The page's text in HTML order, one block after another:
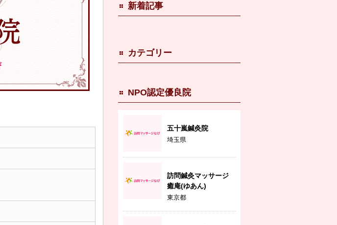
新着記事
カテゴリー
NPO認定優良院
五十嵐鍼灸院
埼玉県
訪問鍼灸マッサージ
癒庵(ゆあん)
東京都